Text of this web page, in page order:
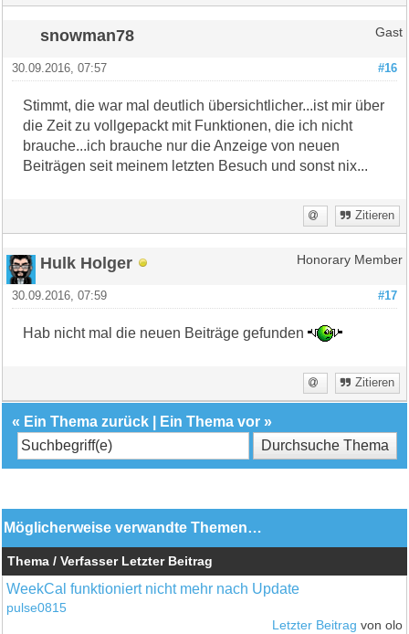
snowman78 Gast
#16
30.09.2016, 07:57
Stimmt, die war mal deutlich übersichtlicher...ist mir über
die Zeit zu vollgepackt mit Funktionen, die ich nicht
brauche...ich brauche nur die Anzeige von neuen
Beiträgen seit meinem letzten Besuch und sonst nix...
Zitieren
Hulk Holger Honorary Member
#17
30.09.2016, 07:59
Hab nicht mal die neuen Beiträge gefunden
Zitieren
« Ein Thema zurück Ein Thema vor »
Möglicherweise verwandte Themen…
Thema / Verfasser Letzter Beitrag
WeekCal funktioniert nicht mehr nach Update
pulse0815
Letzter Beitrag von olo